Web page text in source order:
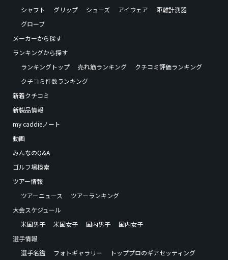
シャフト
グリップ シューズ アイウェア
距離計測器
グローブ
メーカーから探す
ランキングから探す
ランキングトップ
売れ筋ランキング
クチコミ評価ランキング
クチコミ件数ランキング
新着クチコミ
新製品情報
my caddieノート
動画
みんなのQ&A
ゴルフ場検索
ツアー情報
ツアーニュース
ツアーランキング
大会スケジュール
米国男子
米国女子 国内男子
国内女子
選手情報
選手名鑑
フォトギャラリー トッププロのギアセッティング